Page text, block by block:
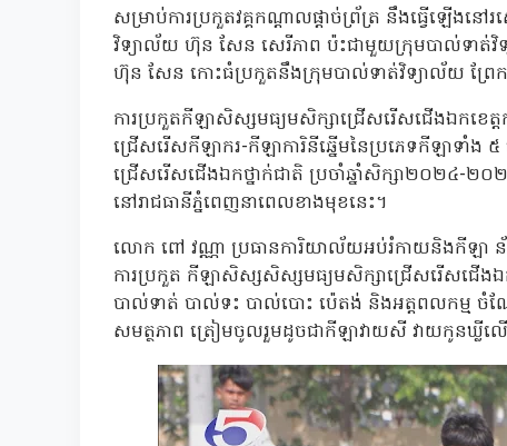
សម្រាប់ការប្រកួតវគ្គកណ្តាលផ្តាច់ព្រ័ត្រ នឹងធ្វើឡើងន
វិទ្យាល័យ ហ៊ុន សែន សេរីភាព ប៉ះជាមួយក្រុមបាល់ទាត់
ហ៊ុន សែន កោះធំប្រកួតនឹងក្រុមបាល់ទាត់វិទ្យាល័យ ព្រែ
ការប្រកួតកីឡាសិស្សមធ្យមសិក្សាជ្រើសរើសជើងឯកខេ
ជ្រើសរើសកីឡាករ-កីឡាការិនីឆ្នើមនៃប្រភេទកីឡាទាំ
ជ្រើសរើសជើងឯកថ្នាក់ជាតិ ប្រចាំឆ្នាំសិក្សា២០២៤-២
នៅរាជធានីភ្នំពេញនាពេលខាងមុខនេះ។
លោក ពៅ វណ្ណា ប្រធានការិយាល័យអប់រំកាយនិងកីឡា
ការប្រកួត កីឡាសិស្សសិស្សមធ្យមសិក្សាជ្រើសរើសជើងឯ
បាល់ទាត់ បាល់ទះ បាល់បោះ ប៉េតង់ និងអត្តពលកម្ម ចំ
សមត្ថភាព ត្រៀមចូលរួមដូចជាកីឡាវាយសី វាយកូនឃ្លីលើ